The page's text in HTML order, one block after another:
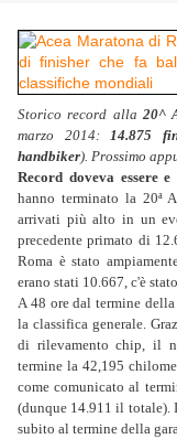
Storico record alla 20^
marzo 2014: 14.875
handbiker). Prossimo
Record doveva essere
hanno terminato la 20ª
arrivati più alto in un
precedente primato di
Roma è stato
erano stati 10.667, c'è
A 48 ore dal termine
la classifica generale.
di rilevamento chip, il
termine la 42,195
come comunicato al
(dunque 14.911 il totale).
subito al termine della